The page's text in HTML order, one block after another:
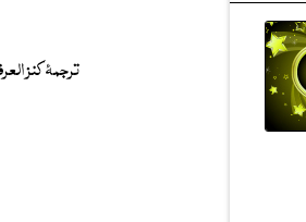
ترجمۂ کنز